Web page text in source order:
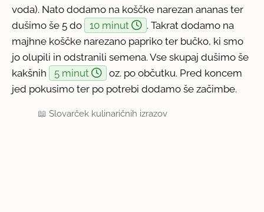
voda). Nato dodamo na koščke narezan ananas ter
dušimo še 5 do
10 minut
. Takrat dodamo na
majhne koščke narezano papriko ter bučko, ki smo
jo olupili in odstranili semena. Vse skupaj dušimo še
kakšnih
5 minut
oz. po občutku. Pred koncem
jed pokusimo ter po potrebi dodamo še začimbe.
📖Slovarček kulinaričnih izrazov